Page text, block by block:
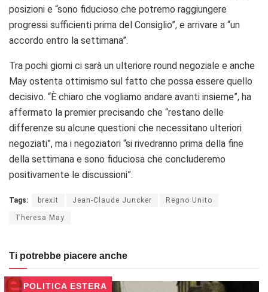
posizioni e “sono fiducioso che potremo raggiungere
progressi sufficienti prima del Consiglio”, e arrivare a “un
accordo entro la settimana”.
Tra pochi giorni ci sarà un ulteriore round negoziale e anche
May ostenta ottimismo sul fatto che possa essere quello
decisivo. “È chiaro che vogliamo andare avanti insieme”, ha
affermato la premier precisando che “restano delle
differenze su alcune questioni che necessitano ulteriori
negoziati”, ma i negoziatori “si rivedranno prima della fine
della settimana e sono fiduciosa che concluderemo
positivamente le discussioni”.
Tags: brexit Jean-Claude Juncker Regno Unito
Theresa May
Ti potrebbe piacere anche
POLITICA ESTERA